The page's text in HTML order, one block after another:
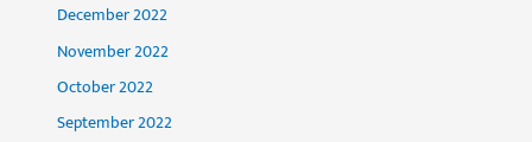
December 2022
November 2022
October 2022
September 2022